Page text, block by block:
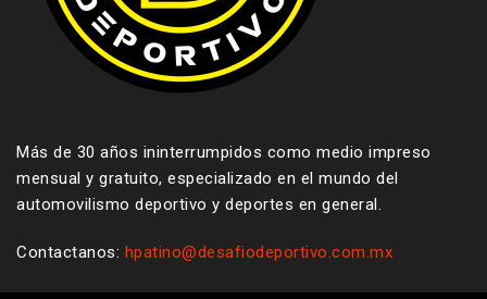
Más de 30 años ininterrumpidos como medio impreso
mensual y gratuito, especializado en el mundo del
automovilismo deportivo y deportes en general.
Contactanos: hpatino@desafiodeportivo.com.mx